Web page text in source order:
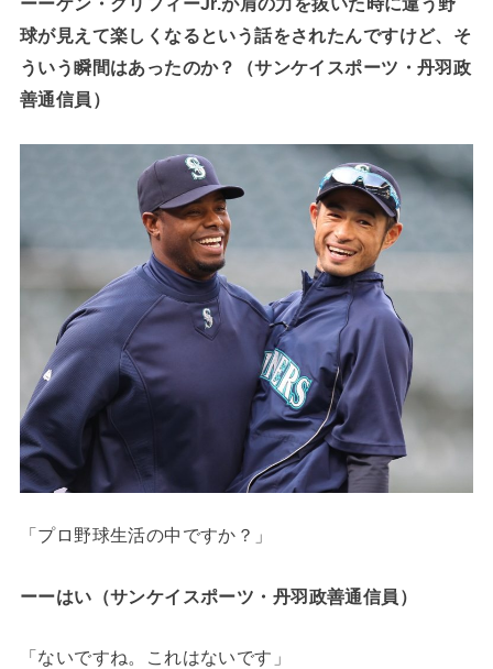
球が見えて楽しくなるという話をされたんですけど、そ
ういう瞬間はあったのか？（サンケイスポーツ・ 丹羽政
善通信員 ）
「プロ野球生活の中ですか？」
ーーはい（サンケイスポーツ・ 丹羽政善通信員 ）
「ないですね。これはないです」